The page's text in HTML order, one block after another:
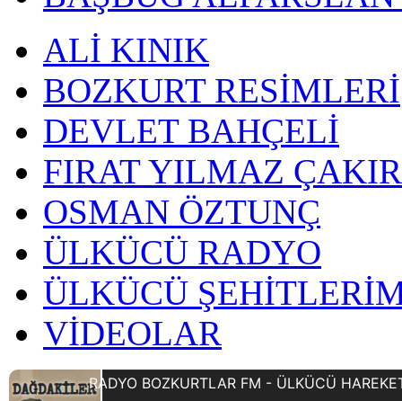
ALİ KINIK
BOZKURT RESİMLERİ
DEVLET BAHÇELİ
FIRAT YILMAZ
OSMAN ÖZTUNÇ
ÜLKÜCÜ RADYO
ÜLKÜCÜ
VİDEOLAR